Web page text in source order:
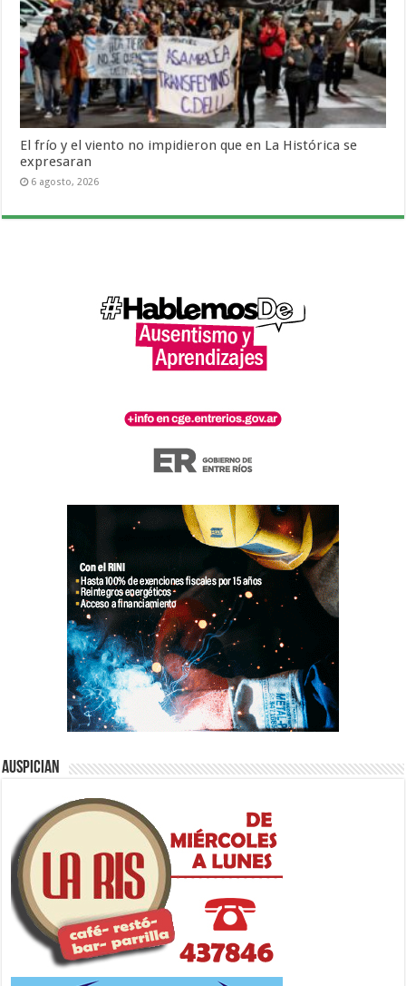
El frío y el viento no impidieron que en La Histórica se
expresaran
6 agosto, 2026
Auspician